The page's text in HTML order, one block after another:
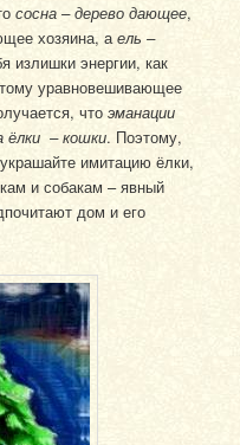
сосна – дерево дающее,
хозяина, аель –
излишки энергии, как
уравновешивающее
чтоэманации
ёлки – кошки. Поэтому,
имитацию ёлки,
и собакам – явный
дом и его